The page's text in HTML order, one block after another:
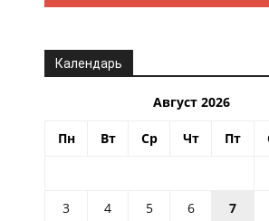
Календарь
Август 2026
Пн Вт Ср Чт Пт
3
4 5 6 7